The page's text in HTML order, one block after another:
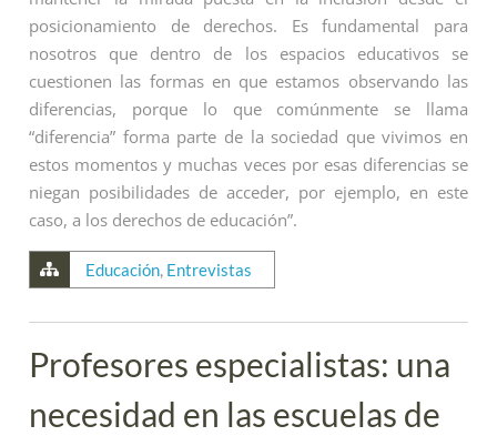
posicionamiento de derechos. Es fundamental para
nosotros que dentro de los espacios educativos se
cuestionen las formas en que estamos observando las
diferencias, porque lo que comúnmente se llama
“diferencia” forma parte de la sociedad que vivimos en
estos momentos y muchas veces por esas diferencias se
niegan posibilidades de acceder, por ejemplo, en este
caso, a los derechos de educación”.
Educación, Entrevistas
Profesores especialistas: una
necesidad en las escuelas de